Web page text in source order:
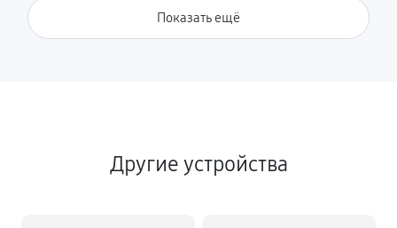
Показать ещё
Другие устройства